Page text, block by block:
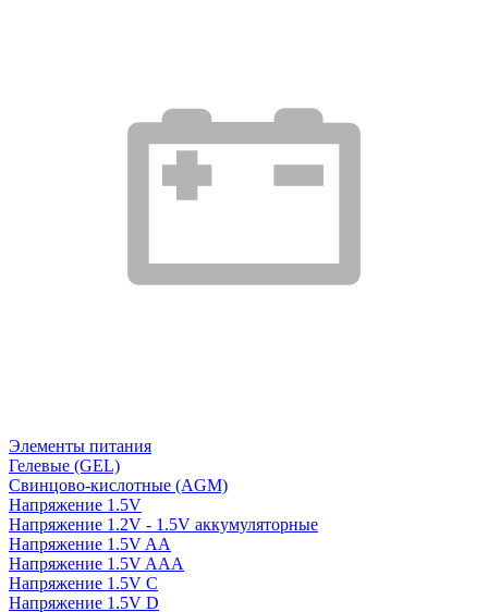
Элементы питания
Гелевые (GEL)
Свинцово-кислотные (AGM)
Напряжение 1.5V
Напряжение 1.2V - 1.5V аккумуляторные
Напряжение 1.5V AA
Напряжение 1.5V AAA
Напряжение 1.5V C
Напряжение 1.5V D